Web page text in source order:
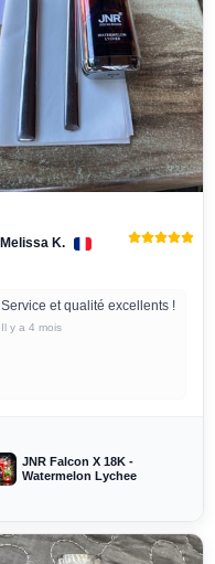
Melissa K.
Service et qualité excellents !
Il y a 4 mois
JNR Falcon X 18K -
Watermelon Lychee